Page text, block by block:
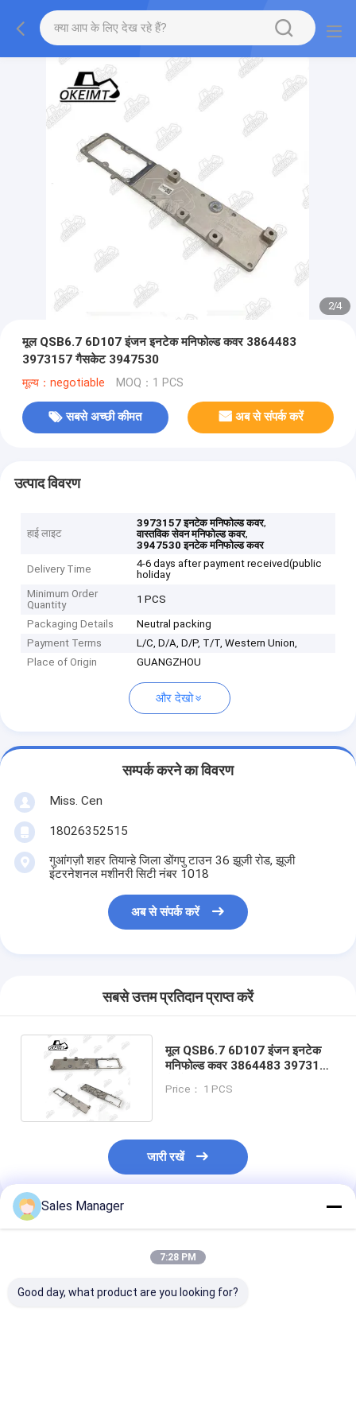
2/4
मूल QSB6.7 6D107 इंजन इनटेक मनिफोल्ड कवर 3864483
3973157 गैसकेट 3947530
मूल्य：negotiable MOQ：1 PCS
सबसे अच्छी कीमत अब से संपर्क करें
उत्पाद विवरण
हाई लाइट
3973157 इनटेक मनिफोल्ड कवर,
वास्तविक सेवन मनिफोल्ड कवर,
3947530 इनटेक मनिफोल्ड कवर
Delivery Time
4-6 days after payment received(public
holiday
Minimum Order
Quantity
1 PCS
Packaging Details
Neutral packing
Payment Terms
L/C, D/A, D/P, T/T, Western Union,
Place of Origin
GUANGZHOU
और देखो
सम्पर्क करने का विवरण
Miss. Cen
18026352515
गुआंगज़ौ शहर तियान्हे जिला डोंगपु टाउन 36 झूजी रोड, झूजी
इंटरनेशनल मशीनरी सिटी नंबर 1018
अब से संपर्क करें
सबसे उत्तम प्रतिदान प्राप्त करें
मूल QSB6.7 6D107 इंजन इनटेक
मनिफोल्ड कवर 3864483 3973157
Price： 1 PCS
जारी रखें
अनुशंसित उत्पाद
Sales Manager
7:28 PM
Good day, what product are you looking for?